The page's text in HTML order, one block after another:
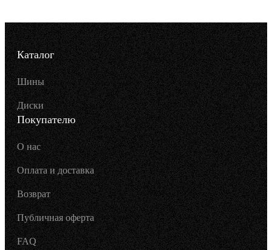
Каталог
Шины
Диски
Покупателю
О нас
Оплата и доставка
Возврат
Публичная оферта
FAQ